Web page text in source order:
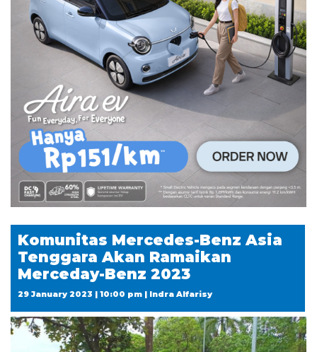
Komunitas Mercedes-Benz Asia
Tenggara Akan Ramaikan
Merceday-Benz 2023
29 January 2023 | 10:00 pm | Indra Alfarisy